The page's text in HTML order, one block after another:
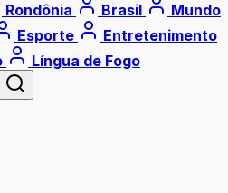
Rondônia Brasil
Mundo
Esporte
Entretenimento
Língua de Fogo